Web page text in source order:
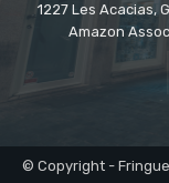
1227 Les Acacias,
Amazon
© Copyright -